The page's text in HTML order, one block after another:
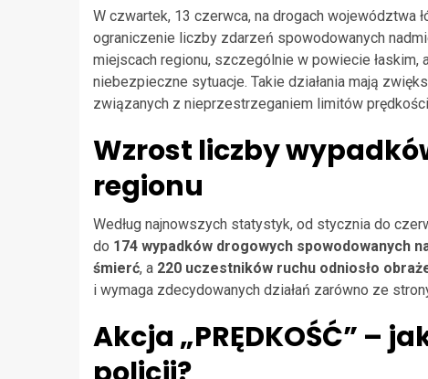
W czwartek, 13 czerwca, na drogach województwa
ograniczenie liczby zdarzeń spowodowanych
miejscach regionu, szczególnie w powiecie
niebezpieczne sytuacje. Takie działania mają
związanych z nieprzestrzeganiem limitów
Wzrost liczby
regionu
Według najnowszych statystyk, od stycznia do
do 174 wypadków drogowych spowodowanych
śmierć, a 220 uczestników ruchu odniosło
i wymaga zdecydowanych działań zarówno ze
Akcja „PRĘDKOŚĆ” –